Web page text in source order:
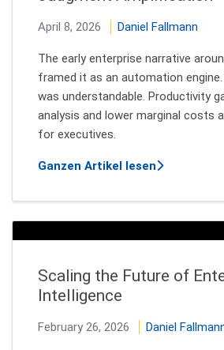
April 8, 2026 Daniel Fallmann
The early enterprise narrative
framed it as an automation
was understandable. Productivity
analysis and lower marginal costs
for executives.
Ganzen Artikel lesenüber How
Scaling the Future of
Intelligence
February 26, 2026 Daniel